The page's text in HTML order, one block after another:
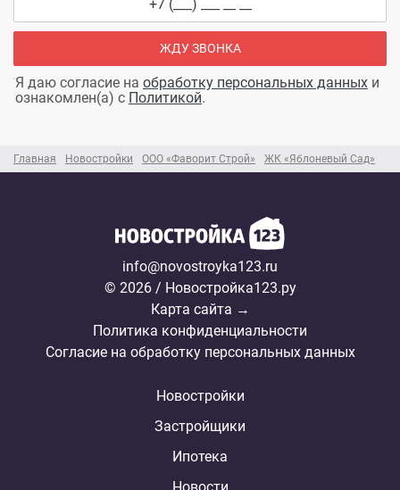
Главная Новостройки ООО «Фаворит Строй» ЖК «Яблоневый Сад»
ЖДУ ЗВОНКА
Я даю согласие на обработку персональных данных и
ознакомлен(а) с Политикой.
info@novostroyka123.ru
© 2026 / Новостройка123.ру
Карта сайта →
Политика конфиденциальности
Согласие на обработку персональных данных
Новостройки
Застройщики
Ипотека